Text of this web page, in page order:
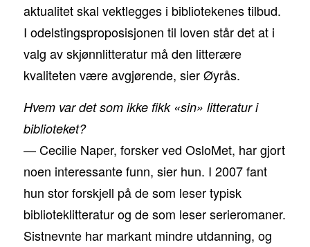
aktualitet skal vektlegges i bibliotekenes tilbud.
I odelstingsproposisjonen til loven står det at i
valg av skjønnlitteratur må den litterære
kvaliteten være avgjørende, sier Øyrås.
Hvem var det som ikke fikk «sin» litteratur i
biblioteket?
— Cecilie Naper, forsker ved OsloMet, har gjort
noen interessante funn, sier hun. I 2007 fant
hun stor forskjell på de som leser typisk
biblioteklitteratur og de som leser serieromaner.
Sistnevnte har markant mindre utdanning, og